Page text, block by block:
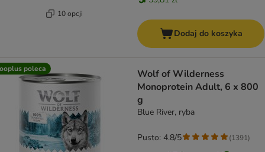
10 opcji
Dodaj do koszyka
poleca
Wolf of Wilderness
Monoprotein Adult, 6 x 800
g
Blue River, ryba
Pusto: 4.8/5 (1391)